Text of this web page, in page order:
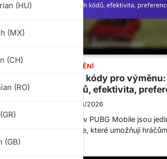
(HU)
(MX)
(CH)
(RO)
(GB)
UC KÓDY PRO UPLATNĚNÍ
PUBG Mobile UC kódy pro
populárních kódů, efektivita,
06/03/2026
Kódy na výměnu UC v PUBG Mobile jsou
alfanumerické řetězce, které umožňují
Cash (UC) ve hře,…